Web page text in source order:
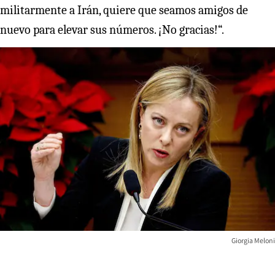
militarmente a Irán, quiere que seamos amigos de
nuevo para elevar sus números. ¡No gracias!“.
Giorgia Meloni